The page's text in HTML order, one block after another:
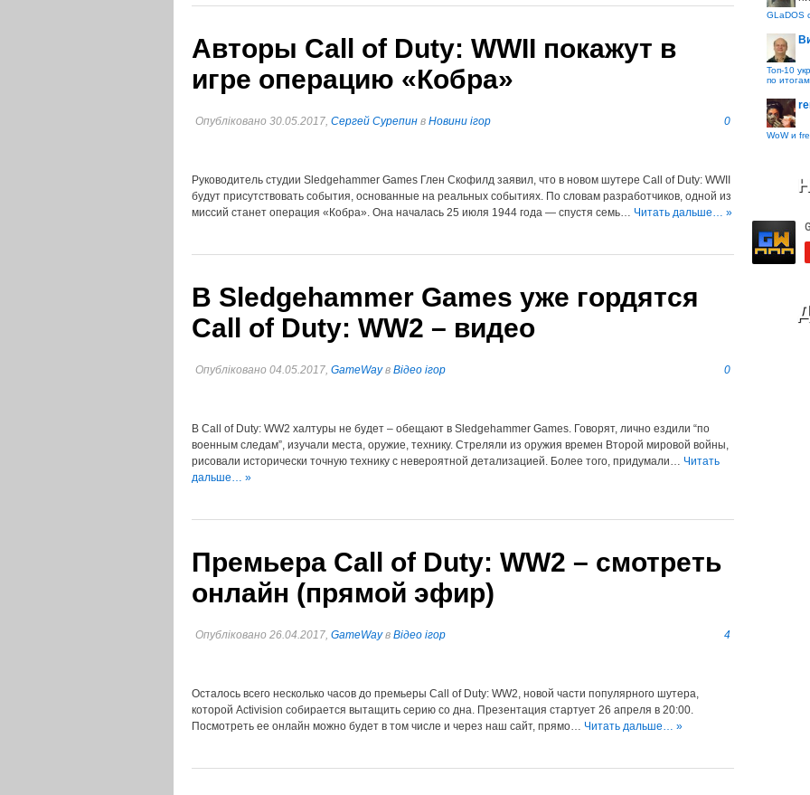
Авторы Call of Duty: WWII покажут в
игре операцию «Кобра»
Опубліковано 30.05.2017, Сергей Сурепин в Новини ігор 0
Руководитель студии Sledgehammer Games Глен Скофилд заявил, что в новом шутере Call of Duty: WWII
будут присутствовать cобытия, основанные на реальных событиях. По словам разработчиков, одной из
миссий станет операция «Кобра». Она началась 25 июля 1944 года — спустя семь… Читать дальше… »
В Sledgehammer Games уже гордятся
Call of Duty: WW2 – видео
Опубліковано 04.05.2017, GameWayв Відео ігор 0
В Call of Duty: WW2 халтуры не будет – обещают в Sledgehammer Games. Говорят, лично ездили “по
военным следам”, изучали места, оружие, технику. Стреляли из оружия времен Второй мировой войны,
рисовали исторически точную технику с невероятной детализацией. Более того, придумали… Читать
дальше… »
Премьера Call of Duty: WW2 – смотреть
онлайн (прямой эфир)
Опубліковано 26.04.2017, GameWayв Відео ігор 4
Осталось всего несколько часов до премьеры Call of Duty: WW2, новой части популярного шутера,
которой Activision собирается вытащить серию со дна. Презентация стартует 26 апреля в 20:00.
Посмотреть ее онлайн можно будет в том числе и через наш сайт, прямо… Читать дальше… »
GLaDOS
Топ-10
по
WoW и